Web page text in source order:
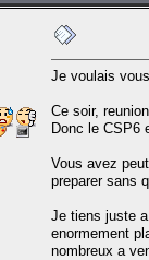
Je voulais
Ce soir,
Donc le CSP6
Vous avez
preparer sans
Je tiens juste
enormement
nombreux a